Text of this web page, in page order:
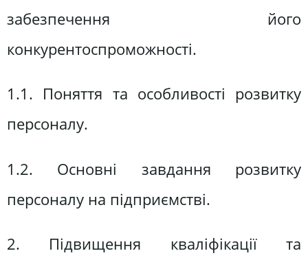
забезпечення його
конкурентоспроможності.
1.1. Поняття та особливості розвитку
персоналу.
1.2. Основні завдання розвитку
персоналу на підприємстві.
2. Підвищення кваліфікації та